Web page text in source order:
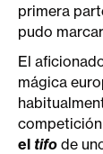
primera
pudo
El
mágica
el tifo de